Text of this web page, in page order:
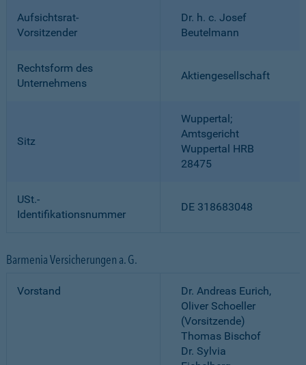
Aufsichtsrat-
Vorsitzender
Dr. h. c. Josef
Beutelmann
Rechtsform des
Unternehmens
Aktiengesellschaft
Sitz
Wuppertal;
Amtsgericht
Wuppertal HRB
28475
USt.-
Identifikationsnummer
DE 318683048
Barmenia Versicherungen a. G.
Vorstand
Dr. Andreas Eurich,
Oliver Schoeller
(Vorsitzende)
Thomas Bischof
Dr. Sylvia